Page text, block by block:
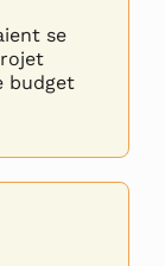
se
budget